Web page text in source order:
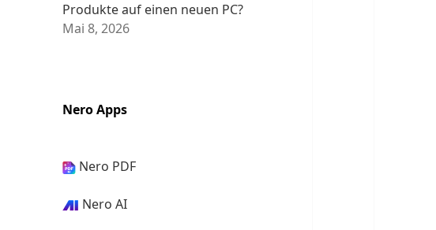
Produkte auf einen neuen PC?
Mai 8, 2026
Nero Apps
Nero PDF
Nero AI